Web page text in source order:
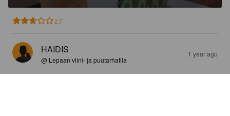
2.7
HAIDIS
@ Lepaan viini- ja puutarhatila
1 year ago